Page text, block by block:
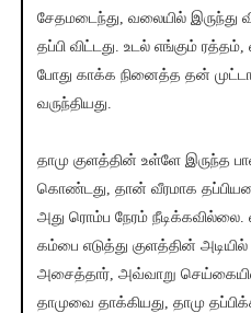
சேதமடைந்து, வலையில் இருந்து
தப்பி விட்டது. உடல் எங்கும்
போது காக்க நினைத்த தன்
வருந்தியது.
தாமு குளத்தின் உள்ளே இருந்த
கொண்டது, தான் வீரமாக
அது ரொம்ப நேரம்
கம்பை எடுத்து குளத்தின்
அசைத்தார், அவ்வாறு
தாமுவை தாக்கியது, தாமு